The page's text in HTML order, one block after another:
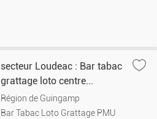
secteur Loudeac : Bar tabac
grattage loto centre...
Région de Guingamp
Bar Tabac Loto Grattage PMU